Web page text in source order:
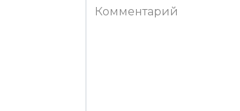
Комментарий